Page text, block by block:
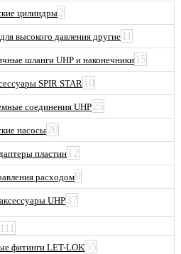
цилиндры2
высокого давления другие 11
шланги UHP и наконечники 15
SPIR STAR 10
соединения UHP25
насосы20
пластин 12
расходом9
UHP37
111
фитинги LET-LOK55